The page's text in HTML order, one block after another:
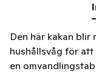
Den här kakan
hushållsvåg för
en